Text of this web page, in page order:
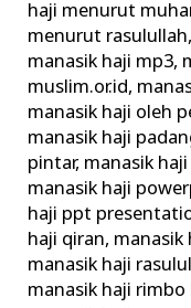
haji menurut
menurut rasulullah,
manasik haji mp3,
muslim.or.id,
manasik haji oleh
manasik haji
pintar, manasik
manasik haji
haji ppt
haji qiran, manasik
manasik haji
manasik haji